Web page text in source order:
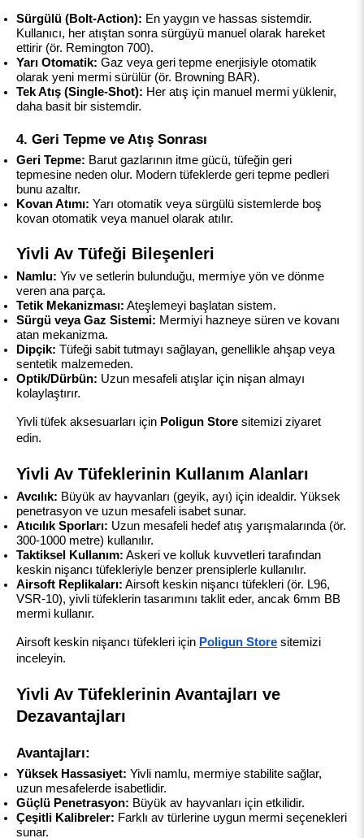
Sürgülü (Bolt-Action): En yaygın ve hassas sistemdir.
Kullanıcı, her atıştan sonra sürgüyü manuel olarak hareket
ettirir (ör. Remington 700).
Yarı Otomatik: Gaz veya geri tepme enerjisiyle otomatik
olarak yeni mermi sürülür (ör. Browning BAR).
Tek Atış (Single-Shot): Her atış için manuel mermi yüklenir,
daha basit bir sistemdir.
4. Geri Tepme ve Atış Sonrası
Geri Tepme: Barut gazlarının itme gücü, tüfeğin geri
tepmesine neden olur. Modern tüfeklerde geri tepme pedleri
bunu azaltır.
Kovan Atımı: Yarı otomatik veya sürgülü sistemlerde boş
kovan otomatik veya manuel olarak atılır.
Yivli Av Tüfeği Bileşenleri
Namlu: Yiv ve setlerin bulunduğu, mermiye yön ve dönme
veren ana parça.
Tetik Mekanizması: Ateşlemeyi başlatan sistem.
Sürgü veya Gaz Sistemi: Mermiyi hazneye süren ve kovanı
atan mekanizma.
Dipçik: Tüfeği sabit tutmayı sağlayan, genellikle ahşap veya
sentetik malzemeden.
Optik/Dürbün: Uzun mesafeli atışlar için nişan almayı
kolaylaştırır.
Yivli tüfek aksesuarları için Poligun Store sitemizi ziyaret
edin.
Yivli Av Tüfeklerinin Kullanım Alanları
Avcılık: Büyük av hayvanları (geyik, ayı) için idealdir. Yüksek
penetrasyon ve uzun mesafeli isabet sunar.
Atıcılık Sporları: Uzun mesafeli hedef atış yarışmalarında (ör.
300-1000 metre) kullanılır.
Taktiksel Kullanım: Askeri ve kolluk kuvvetleri tarafından
keskin nişancı tüfekleriyle benzer prensiplerle kullanılır.
Airsoft Replikaları: Airsoft keskin nişancı tüfekleri (ör. L96,
VSR-10), yivli tüfeklerin tasarımını taklit eder, ancak 6mm BB
mermi kullanır.
Airsoft keskin nişancı tüfekleri için Poligun Store sitemizi
inceleyin.
Yivli Av Tüfeklerinin Avantajları ve
Dezavantajları
Avantajları:
Yüksek Hassasiyet: Yivli namlu, mermiye stabilite sağlar,
uzun mesafelerde isabetlidir.
Güçlü Penetrasyon: Büyük av hayvanları için etkilidir.
Çeşitli Kalibreler: Farklı av türlerine uygun mermi seçenekleri
sunar.